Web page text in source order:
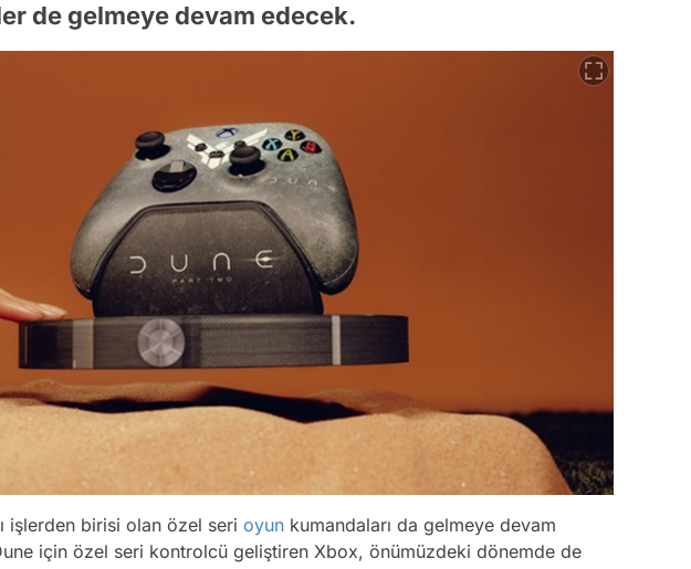
de gelmeye devam edecek.
işlerden birisi olan özel seri oyun kumandaları da gelmeye devam
için özel seri kontrolcü geliştiren Xbox, önümüzdeki dönemde deVideo